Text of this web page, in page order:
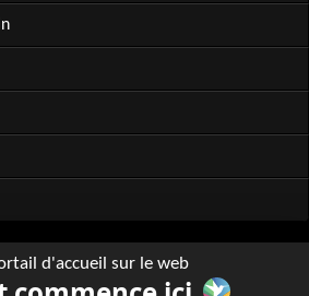
d'accueil sur le web